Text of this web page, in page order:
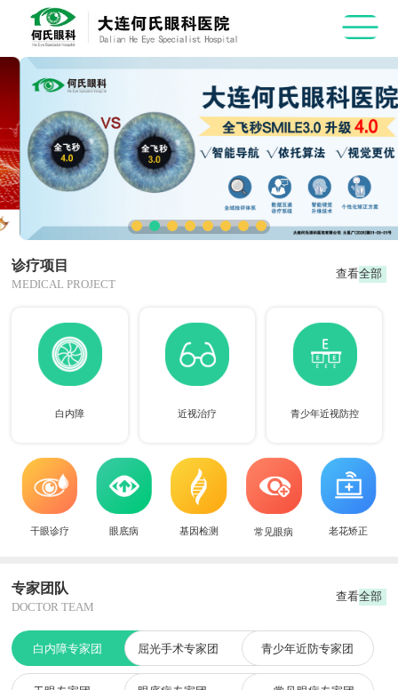
诊疗项目
MEDICAL PROJECT
查看全部
白内障 近视治疗 青少年近视防控
干眼诊疗 眼底病 基因检测 常见眼病 老花矫正
专家团队
DOCTOR TEAM
查看全部
白内障专家团 屈光手术专家团 青少年近防专家团